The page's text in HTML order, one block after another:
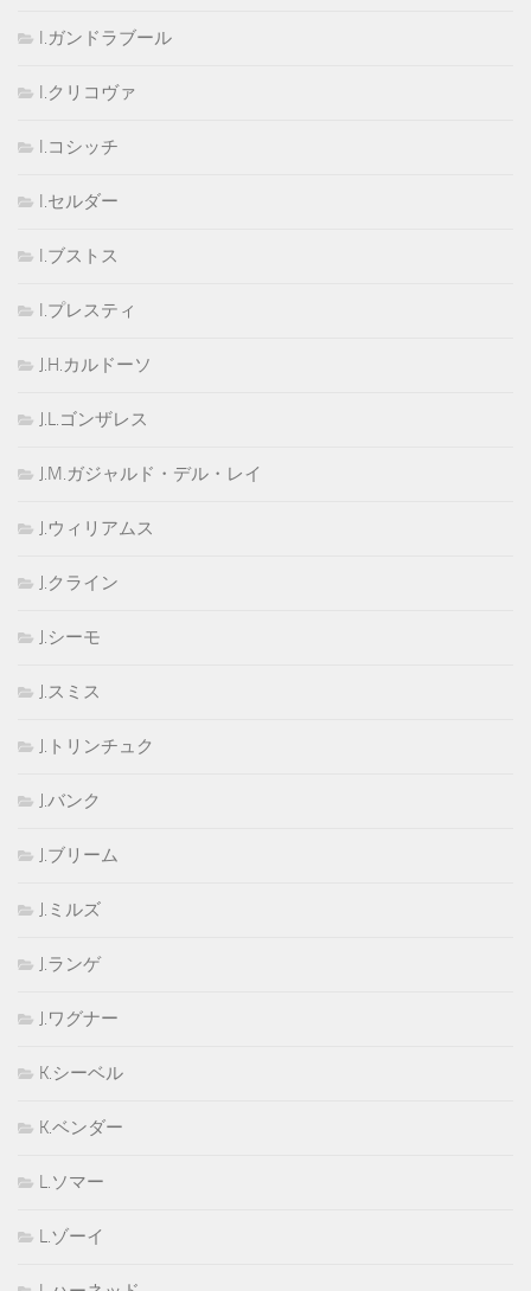
I.ガンドラブール
I.クリコヴァ
I.コシッチ
I.セルダー
I.ブストス
I.プレスティ
J.H.カルドーソ
J.L.ゴンザレス
J.M.ガジャルド・デル・レイ
J.ウィリアムス
J.クライン
J.シーモ
J.スミス
J.トリンチュク
J.バンク
J.ブリーム
J.ミルズ
J.ランゲ
J.ワグナー
K.シーベル
K.ベンダー
L.ソマー
L.ゾーイ